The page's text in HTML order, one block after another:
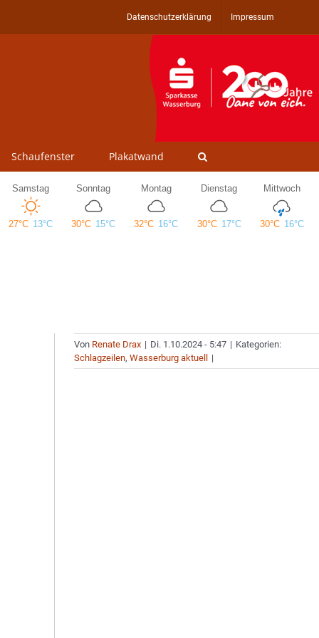
Datenschutzerklärung Impressum
Schaufenster Plakatwand
Von Renate Drax | Di. 1.10.2024 - 5:47 | Kategorien:
Schlagzeilen,Wasserburg aktuell |